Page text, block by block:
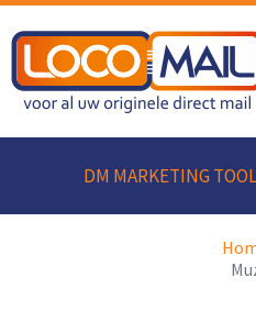
DM MARKETING